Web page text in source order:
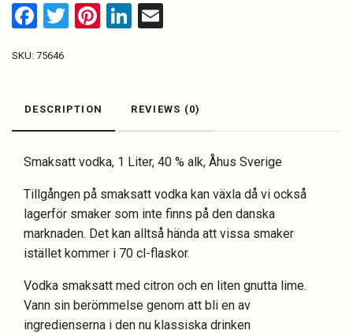
Facebook
TwitterPinterest
LinkedIn
SKU: 75646
DESCRIPTION REVIEWS (0)
Smaksatt vodka, 1 Liter, 40 % alk, Åhus Sverige
Tillgången på smaksatt vodka kan växla då vi också
lagerför smaker som inte finns på den danska
marknaden. Det kan alltså hända att vissa smaker
istället kommer i 70 cl-flaskor.
Vodka smaksatt med citron och en liten gnutta lime.
Vann sin berömmelse genom att bli en av
ingredienserna i den nu klassiska drinken